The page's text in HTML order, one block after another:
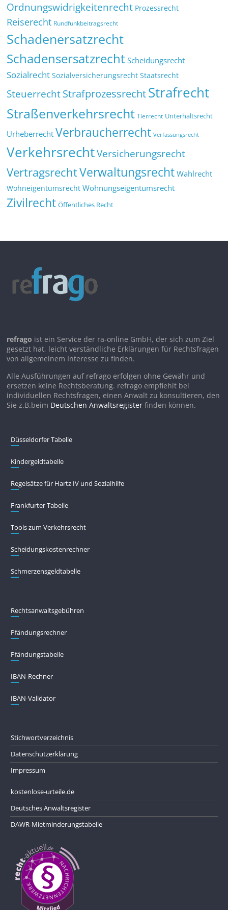
Ordnungswidrigkeitenrecht Prozessrecht
Reiserecht Rundfunkbeitragsrecht
Schadenersatzrecht
Schadensersatzrecht Scheidungsrecht
Sozialrecht Sozialversicherungsrecht Staatsrecht
SteuerrechtStrafprozessrechtStrafrecht
Straßenverkehrsrecht Tierrecht Unterhaltsrecht
Urheberrecht Verbraucherrecht Verfassungsrecht
VerkehrsrechtVersicherungsrecht
VertragsrechtVerwaltungsrecht Wahlrecht
Wohneigentumsrecht Wohnungseigentumsrecht
Zivilrecht Öffentliches Recht
refrago ist ein Service der ra-online GmbH, der sich zum Ziel
gesetzt hat, leicht verständliche Erklärungen für Rechtsfragen
von allgemeinem Interesse zu finden.
Alle Ausführungen auf refrago erfolgen ohne Gewähr und
ersetzen keine Rechtsberatung. refrago empfiehlt bei
individuellen Rechtsfragen, einen Anwalt zu konsultieren, den
Sie z.B.beim Deutschen Anwaltsregister finden können.
Düsseldorfer Tabelle
Kindergeldtabelle
Regelsätze für Hartz IV und Sozialhilfe
Frankfurter Tabelle
Tools zum Verkehrsrecht
Scheidungskostenrechner
Schmerzensgeldtabelle
Rechtsanwaltsgebühren
Pfändungs­rechner
Pfändungs­tabelle
IBAN-Rechner
IBAN-Validator
Stichwortverzeichnis
Datenschutzerklärung
Impressum
kostenlose-urteile.de
Deutsches Anwaltsregister
DAWR-Mietminderungstabelle